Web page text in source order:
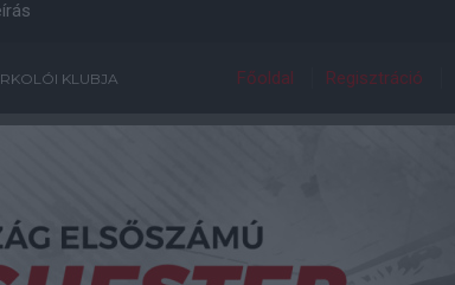
KLUBJA Főoldal Regisztráció